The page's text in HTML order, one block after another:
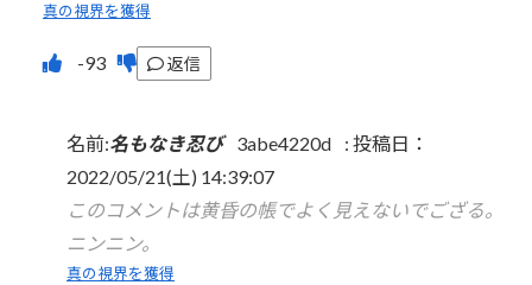
真の視界を獲得
返信
名前:名もなき忍び 3abe4220d : 投稿日：
2022/05/21(土) 14:39:07
このコメントは黄昏の帳でよく見えないでござる。
ニンニン。
真の視界を獲得